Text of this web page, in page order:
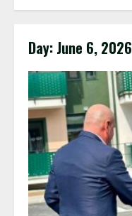
Day: June 6, 2026